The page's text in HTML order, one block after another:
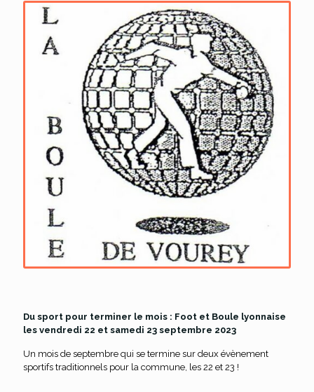
Du sport pour terminer le mois : Foot et Boule lyonnaise
les vendredi 22 et samedi 23 septembre 2023
Un mois de septembre qui se termine sur deux évènement
sportifs traditionnels pour la commune, les 22 et 23 !